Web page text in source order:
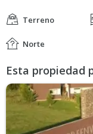
Terreno
Norte
Esta propiedad